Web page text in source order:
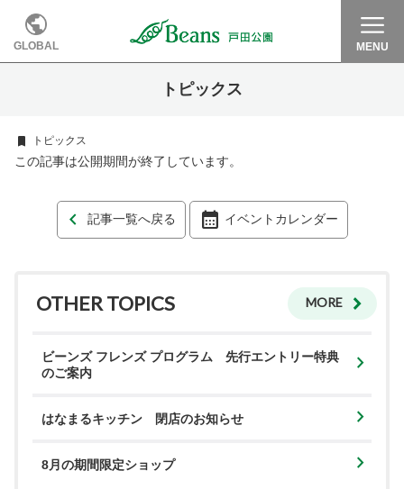
GLOBAL MENU
トピックス
トピックス
この記事は公開期間が終了しています。
記事一覧へ戻る イベントカレンダー
OTHER TOPICS MORE
ビーンズ フレンズ プログラム 先行エントリー特典
のご案内
はなまるキッチン 閉店のお知らせ
8月の期間限定ショップ